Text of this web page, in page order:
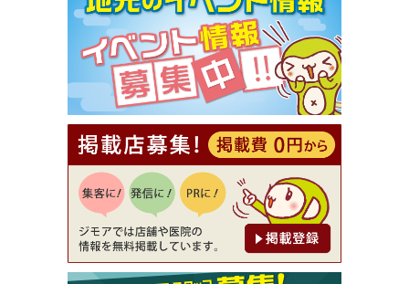
【ジモア限定①】初回割引 特価 VIO脱毛11,000円
⇒8,800円（メンズ専門ワックス脱毛サロン Mickle
（ミックル））
[有効期限]2026年9月30日
【ジモア読者特典2】コース 3,500円→3,000円（料
理5品+2時間飲み放題）（創作イタリアン Pia Cu
ore（ピアクオーレ））
[有効期限]2026年9月30日
【ジモア読者特典1】料理全品20％OFF ※18時以
降（創作イタリアン Pia Cuore（ピアクオーレ））
[有効期限]2026年9月30日
【ジモア限定②】初回割引 特価 鼻毛脱毛 半額 2,2
00円⇒1,100円（メンズ専門ワックス脱毛サロン Mi
ckle（ミックル））
[有効期限]2026年9月30日